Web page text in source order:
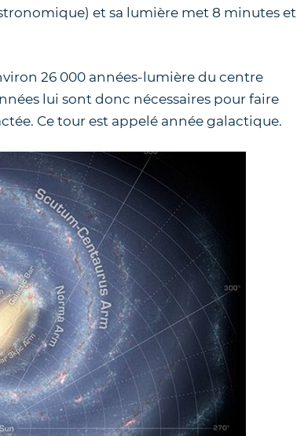
et sa lumière met 8 minutes et
26 000 années-lumière du centre
lui sont donc nécessaires pour faire
Ce tour est appelé année galactique.